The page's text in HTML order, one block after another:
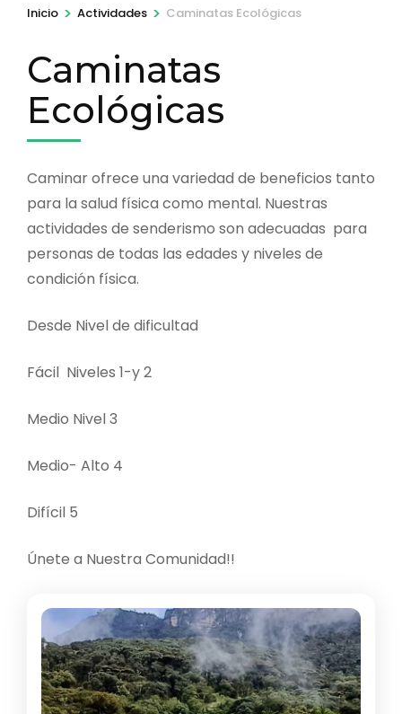
Inicio > Actividades > Caminatas Ecológicas
Caminatas
Ecológicas
Caminar ofrece una variedad de beneficios tanto
para la salud física como mental. Nuestras
actividades de senderismo son adecuadas para
personas de todas las edades y niveles de
condición física.
Desde Nivel de dificultad
Fácil Niveles 1-y 2
Medio Nivel 3
Medio- Alto 4
Difícil 5
Únete a Nuestra Comunidad!!